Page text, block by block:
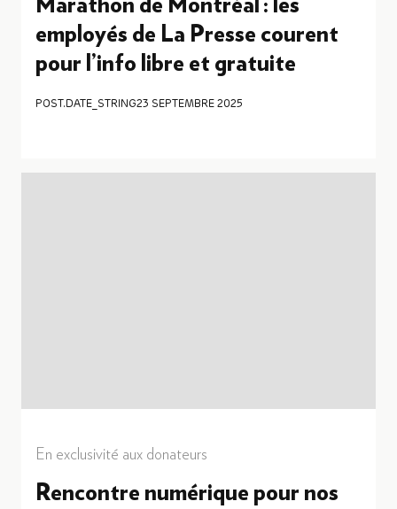
Marathon de Montréal : les
employés de La Presse courent
pour l’info libre et gratuite
POST.DATE_STRING23 SEPTEMBRE 2025
En exclusivité aux donateurs
Rencontre numérique pour nos